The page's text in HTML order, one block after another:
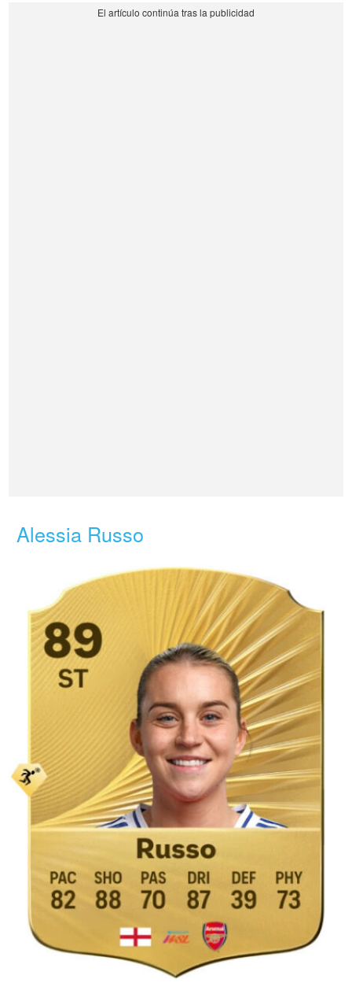
Alessia Russo